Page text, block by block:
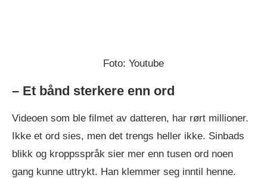
Foto: Youtube
– Et bånd sterkere enn ord
Videoen som ble filmet av datteren, har rørt millioner.
Ikke et ord sies, men det trengs heller ikke. Sinbads
blikk og kroppsspråk sier mer enn tusen ord noen
gang kunne uttrykt. Han klemmer seg inntil henne.